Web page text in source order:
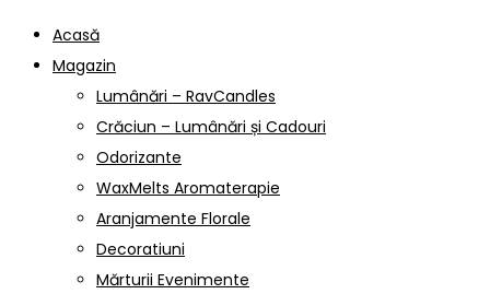
Acasă
Magazin
Lumânări – RavCandles
Crăciun – Lumânări și Cadouri
Odorizante
WaxMelts Aromaterapie
Aranjamente Florale
Decoratiuni
Mărturii Evenimente